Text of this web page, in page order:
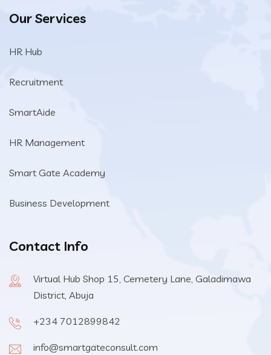
Our Services
HR Hub
Recruitment
SmartAide
HR Management
Smart Gate Academy
Business Development
Contact Info
Virtual Hub Shop 15, Cemetery Lane, Galadimawa
District, Abuja
+234 7012899842
info@smartgateconsult.com